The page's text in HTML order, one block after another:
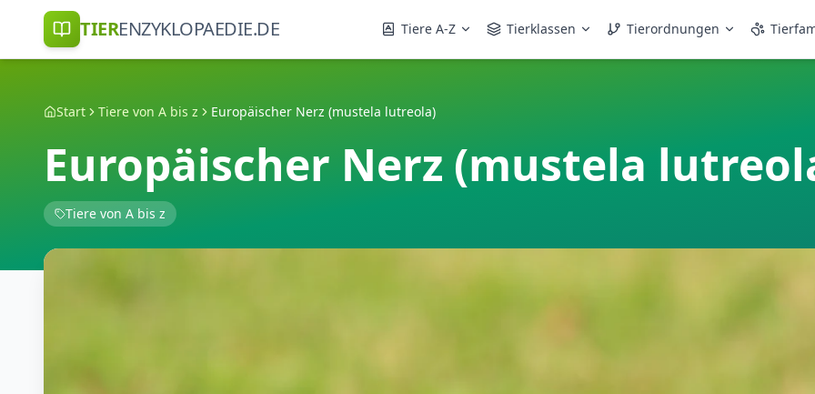
TIERENZYKLOPAEDIE.DE Tiere A-Z Tierklassen Tierordnungen
Start Tiere von A bis z Europäischer Nerz (mustela lutreola)
Europäischer Nerz (mustela
Tiere von A bis z